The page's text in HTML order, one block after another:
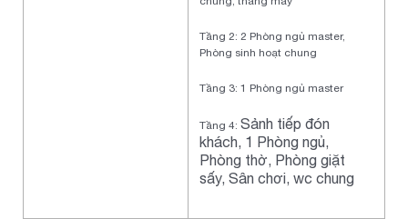
Tầng 2: 2 Phòng ngủ master,
Phòng sinh hoạt chung
Tầng 3: 1 Phòng ngủ master
Tầng 4: Sảnh tiếp đón
khách, 1 Phòng ngủ,
Phòng thờ, Phòng giặt
sấy, Sân chơi, wc chung